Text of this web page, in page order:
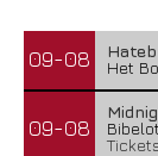
09-08
Het
09-08